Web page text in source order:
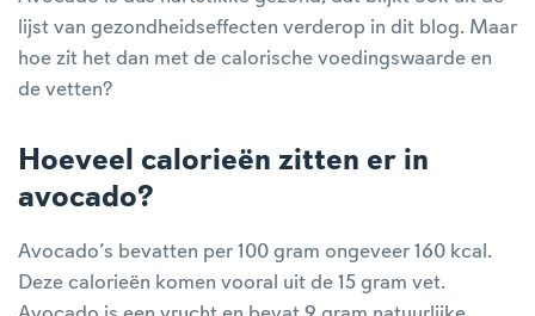
lijst van gezondheidseffecten verderop in dit blog. Maar
hoe zit het dan met de calorische voedingswaarde en
de vetten?
Hoeveel calorieën zitten er in
avocado?
Avocado’s bevatten per 100 gram ongeveer 160 kcal.
Deze calorieën komen vooral uit de 15 gram vet.